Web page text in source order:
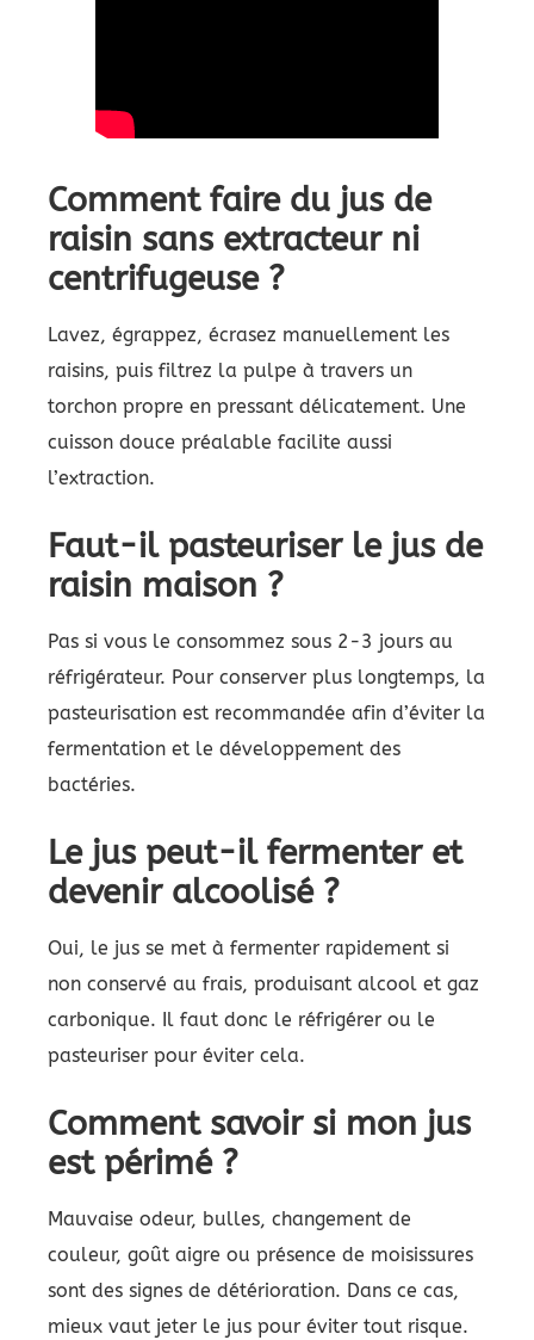
Comment faire du jus de
raisin sans extracteur ni
centrifugeuse ?
Lavez, égrappez, écrasez manuellement les
raisins, puis filtrez la pulpe à travers un
torchon propre en pressant délicatement. Une
cuisson douce préalable facilite aussi
l’extraction.
Faut-il pasteuriser le jus de
raisin maison ?
Pas si vous le consommez sous 2-3 jours au
réfrigérateur. Pour conserver plus longtemps, la
pasteurisation est recommandée afin d’éviter la
fermentation et le développement des
bactéries.
Le jus peut-il fermenter et
devenir alcoolisé ?
Oui, le jus se met à fermenter rapidement si
non conservé au frais, produisant alcool et gaz
carbonique. Il faut donc le réfrigérer ou le
pasteuriser pour éviter cela.
Comment savoir si mon jus
est périmé ?
Mauvaise odeur, bulles, changement de
couleur, goût aigre ou présence de moisissures
sont des signes de détérioration. Dans ce cas,
mieux vaut jeter le jus pour éviter tout risque.